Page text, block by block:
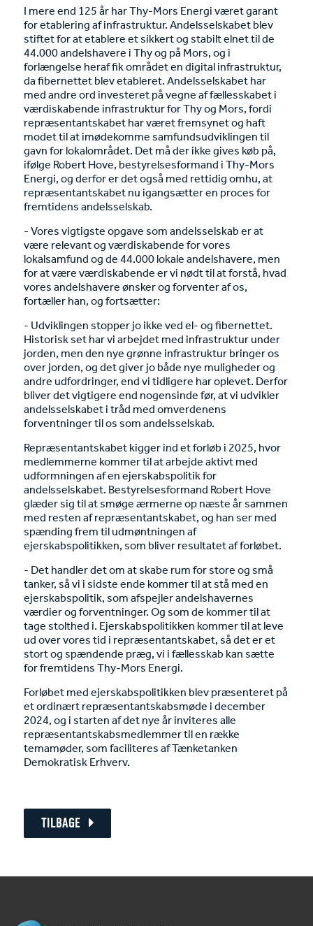
I mere end 125 år har Thy-Mors Energi været garant
for etablering af infrastruktur. Andelsselskabet blev
stiftet for at etablere et sikkert og stabilt elnet til de
44.000 andelshavere i Thy og på Mors, og i
forlængelse heraf fik området en digital infrastruktur,
da fibernettet blev etableret. Andelsselskabet har
med andre ord investeret på vegne af fællesskabet i
værdiskabende infrastruktur for Thy og Mors, fordi
repræsentantskabet har været fremsynet og haft
modet til at imødekomme samfundsudviklingen til
gavn for lokalområdet. Det må der ikke gives køb på,
ifølge Robert Hove, bestyrelsesformand i Thy-Mors
Energi, og derfor er det også med rettidig omhu, at
repræsentantskabet nu igangsætter en proces for
fremtidens andelsselskab.
- Vores vigtigste opgave som andelsselskab er at
være relevant og værdiskabende for vores
lokalsamfund og de 44.000 lokale andelshavere, men
for at være værdiskabende er vi nødt til at forstå, hvad
vores andelshavere ønsker og forventer af os,
fortæller han, og fortsætter:
- Udviklingen stopper jo ikke ved el- og fibernettet.
Historisk set har vi arbejdet med infrastruktur under
jorden, men den nye grønne infrastruktur bringer os
over jorden, og det giver jo både nye muligheder og
andre udfordringer, end vi tidligere har oplevet. Derfor
bliver det vigtigere end nogensinde før, at vi udvikler
andelsselskabet i tråd med omverdenens
forventninger til os som andelsselskab.
Repræsentantskabet kigger ind et forløb i 2025, hvor
medlemmerne kommer til at arbejde aktivt med
udformningen af en ejerskabspolitik for
andelsselskabet. Bestyrelsesformand Robert Hove
glæder sig til at smøge ærmerne op næste år sammen
med resten af repræsentantskabet, og han ser med
spænding frem til udmøntningen af
ejerskabspolitikken, som bliver resultatet af forløbet.
- Det handler det om at skabe rum for store og små
tanker, så vi i sidste ende kommer til at stå med en
ejerskabspolitik, som afspejler andelshavernes
værdier og forventninger. Og som de kommer til at
tage stolthed i. Ejerskabspolitikken kommer til at leve
ud over vores tid i repræsentantskabet, så det er et
stort og spændende præg, vi i fællesskab kan sætte
for fremtidens Thy-Mors Energi.
Forløbet med ejerskabspolitikken blev præsenteret på
et ordinært repræsentantskabsmøde i december
2024, og i starten af det nye år inviteres alle
repræsentantskabsmedlemmer til en række
temamøder, som faciliteres af Tænketanken
Demokratisk Erhverv.
TILBAGE